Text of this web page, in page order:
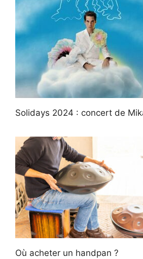
Solidays 2024 : concert de
Où acheter un handpan ?